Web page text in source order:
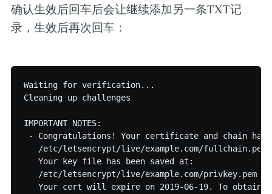
确认生效后回车后会让继续添加另一条TXT记
录，生效后再次回车：
Waiting for verification...
Cleaning up challenges
IMPORTANT NOTES:
- Congratulations! Your certificate and chain
   /etc/letsencrypt/live/example.com/fullchain.pem
   Your key file has been saved at:
   /etc/letsencrypt/live/example.com/privkey.pem
Your cert will expire on 2019-06-19. To obtain